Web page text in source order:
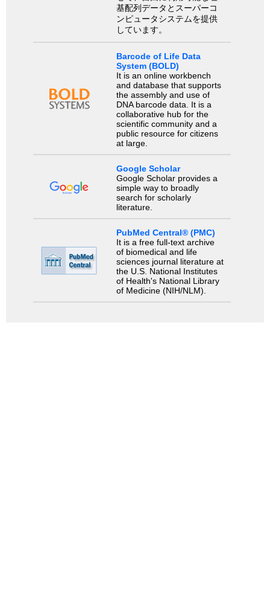
基配列データとスーパーコ
ンピュータシステムを提供
しています。
Barcode of Life Data
System (BOLD)
It is an online workbench
and database that supports
the assembly and use of
DNA barcode data. It is a
collaborative hub for the
scientific community and a
public resource for citizens
at large.
Google Scholar
Google Scholar provides a
simple way to broadly
search for scholarly
literature.
PubMed Central® (PMC)
It is a free full-text archive
of biomedical and life
sciences journal literature at
the U.S. National Institutes
of Health's National Library
of Medicine (NIH/NLM).